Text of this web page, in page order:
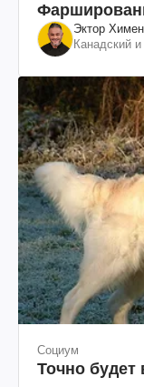
Эктор
Канадский
Социум
Точно будет